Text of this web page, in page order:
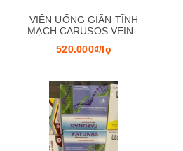
VIÊN UỐNG GIÃN TĨNH
MẠCH CARUSOS VEINS
520.000₫/lọ